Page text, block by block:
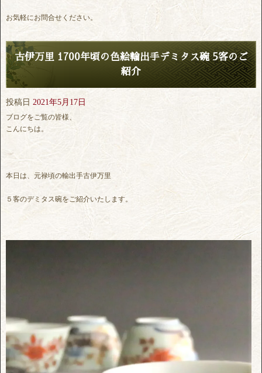
お気軽にお問合せください。
古伊万里 1700年頃の色絵輸出手デミタス碗 5客のご
紹介
投稿日 2021年5月17日
ブログをご覧の皆様、
こんにちは。
本日は、元禄頃の輸出手古伊万里
５客のデミタス碗をご紹介いたします。